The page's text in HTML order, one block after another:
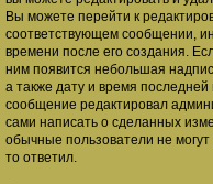
Вы можете перейти к
соответствующем сообщении,
времени после его создания.
ним появится небольшая
а также дату и время
сообщение редактировал
сами написать о сделанных
обычные пользователи не
то ответил.